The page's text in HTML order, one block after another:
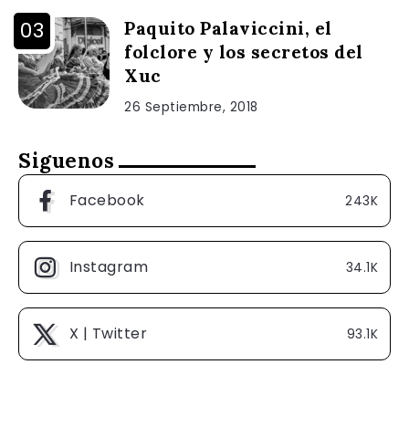
Paquito Palaviccini, el
folclore y los secretos del
Xuc
26 Septiembre, 2018
Siguenos
Facebook 243K
Instagram 34.1K
X | Twitter 93.1K